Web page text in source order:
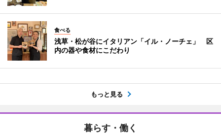
食べる
浅草・松が谷にイタリアン「イル・ノーチェ」 区
内の器や食材にこだわり
もっと見る
暮らす・働く